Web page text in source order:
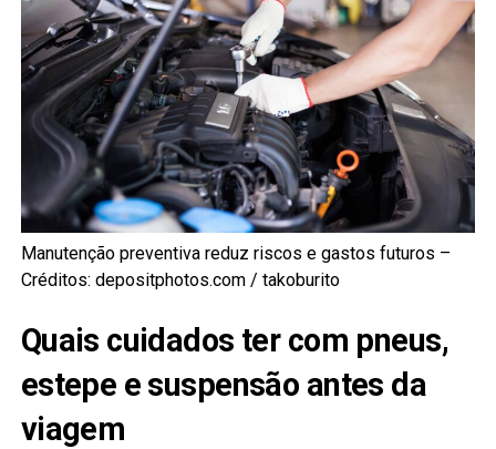
Manutenção preventiva reduz riscos e gastos futuros –
Créditos: depositphotos.com / takoburito
Quais cuidados ter com pneus,
estepe e suspensão antes da
viagem